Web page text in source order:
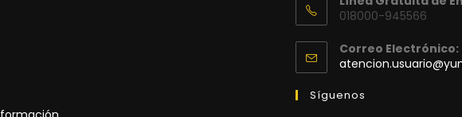
018000-945566
Correo Electrónico:
Síguenos